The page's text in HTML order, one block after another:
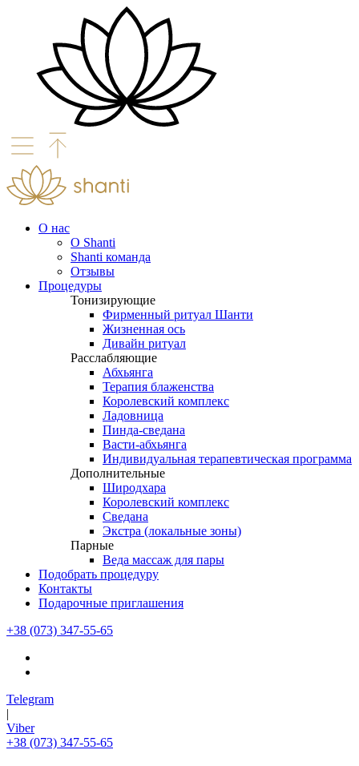
О нас
О Shanti
Shanti команда
Отзывы
Процедуры
Тонизирующие
Фирменный ритуал Шанти
Жизненная ось
Дивайн ритуал
Расслабляющие
Абхьянга
Терапия блаженства
Королевский комплекс
Ладовница
Пинда-сведана
Васти-абхьянга
Индивидуальная терапевтическая программа
Дополнительные
Широдхара
Королевский комплекс
Сведана
Экстра (локальные зоны)
Парные
Веда массаж для пары
Подобрать процедуру
Контакты
Подарочные приглашения
+38 (073) 347-55-65
Telegram
|
Viber
+38 (073) 347-55-65